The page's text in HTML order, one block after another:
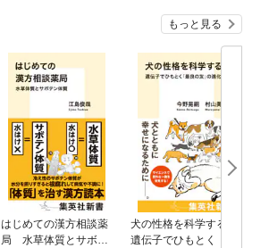
もっと見る
はじめての漢方相談薬
局 水草体質とサボテ
犬の性格を科学する
遺伝子でひもとく「最